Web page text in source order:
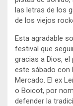
las letras de los
de los viejos
Esta agradable
festival que
gracias a Dios,
este sábado con
Mercado. El ex
o Boicot, por
defender la